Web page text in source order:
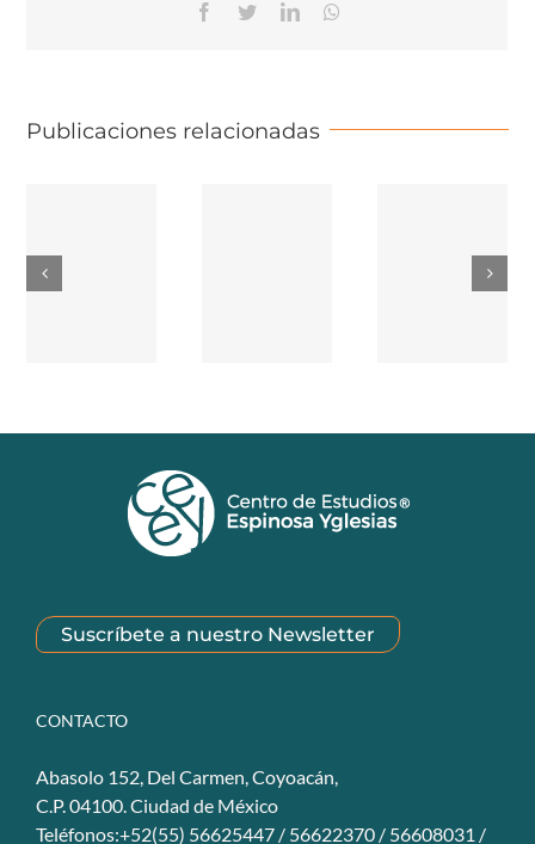
Facebook
TwitterLinkedinWhatsapp
Publicaciones relacionadas
Suscríbete a nuestro Newsletter
CONTACTO
Abasolo 152, Del Carmen, Coyoacán,
C.P. 04100. Ciudad de México
Teléfonos:+52(55) 56625447 / 56622370 / 56608031 /